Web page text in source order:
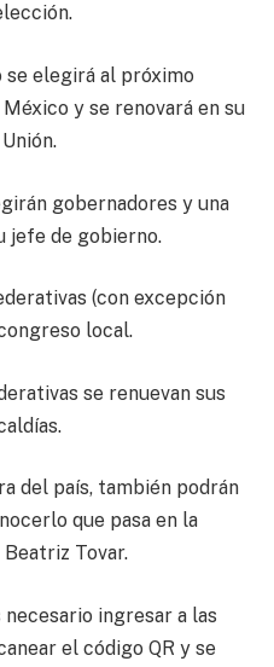
se elegirá al próximo
y se renovará en su
gobernadores y una
jefe de gobierno.
(con excepción
local.
se renuevan sus
del país, también podrán
que pasa en la
Beatriz Tovar.
ingresar a las
el código QR y se